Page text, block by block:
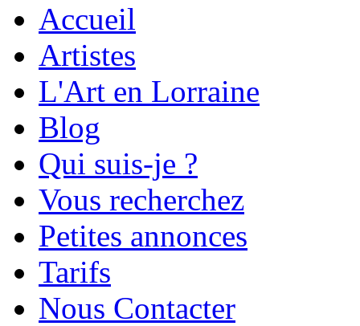
Accueil
Artistes
L'Art en Lorraine
Blog
Qui suis-je ?
Vous recherchez
Petites annonces
Tarifs
Nous Contacter